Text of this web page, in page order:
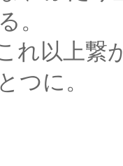
。
れない
に。